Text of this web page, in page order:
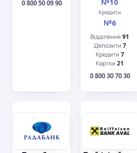
0 800 50 09 90 №10
Кредити
№6
Відділення91
Депозити 7
Кредити 7
Картки21
0 800 30 70 30